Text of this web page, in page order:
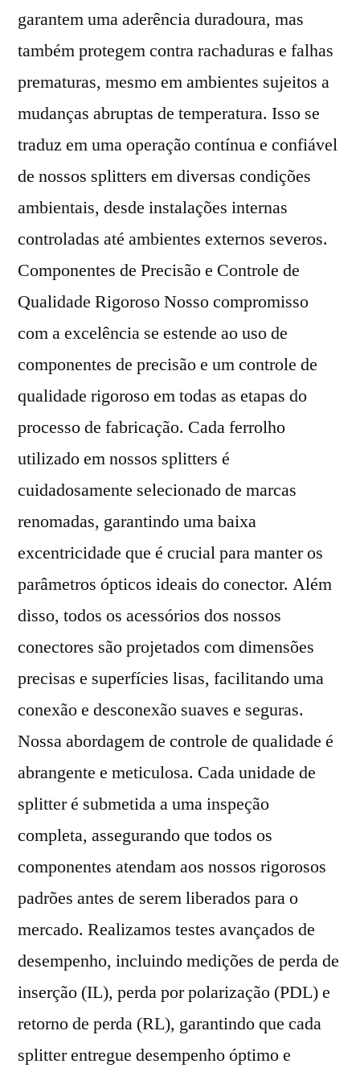
garantem uma aderência duradoura, mas
também protegem contra rachaduras e falhas
prematuras, mesmo em ambientes sujeitos a
mudanças abruptas de temperatura. Isso se
traduz em uma operação contínua e confiável
de nossos splitters em diversas condições
ambientais, desde instalações internas
controladas até ambientes externos severos.
Componentes de Precisão e Controle de
Qualidade Rigoroso Nosso compromisso
com a excelência se estende ao uso de
componentes de precisão e um controle de
qualidade rigoroso em todas as etapas do
processo de fabricação. Cada ferrolho
utilizado em nossos splitters é
cuidadosamente selecionado de marcas
renomadas, garantindo uma baixa
excentricidade que é crucial para manter os
parâmetros ópticos ideais do conector. Além
disso, todos os acessórios dos nossos
conectores são projetados com dimensões
precisas e superfícies lisas, facilitando uma
conexão e desconexão suaves e seguras.
Nossa abordagem de controle de qualidade é
abrangente e meticulosa. Cada unidade de
splitter é submetida a uma inspeção
completa, assegurando que todos os
componentes atendam aos nossos rigorosos
padrões antes de serem liberados para o
mercado. Realizamos testes avançados de
desempenho, incluindo medições de perda de
inserção (IL), perda por polarização (PDL) e
retorno de perda (RL), garantindo que cada
splitter entregue desempenho óptimo e